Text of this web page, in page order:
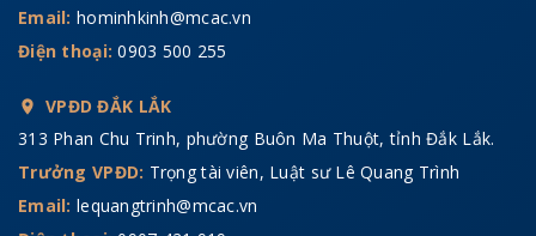
Email: hominhkinh@mcac.vn
Điện thoại:0903 500 255
VPĐD ĐẮK LẮK
313 Phan Chu Trinh, phường Buôn Ma Thuột, tỉnh Đắk Lắk.
Trưởng VPĐD: Trọng tài viên, Luật sư Lê Quang Trình
Email: lequangtrinh@mcac.vn